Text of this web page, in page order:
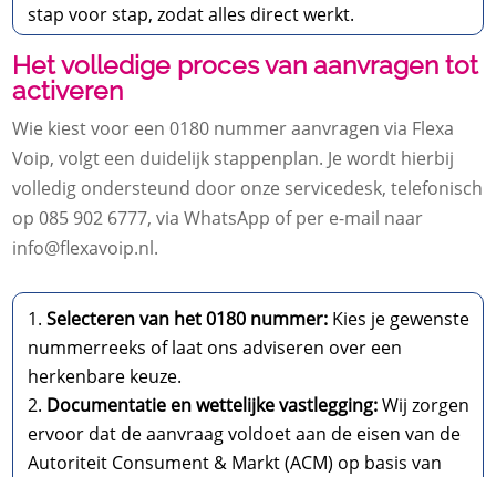
stap voor stap, zodat alles direct werkt.
Het volledige proces van aanvragen tot
activeren
Wie kiest voor een 0180 nummer aanvragen via Flexa
Voip, volgt een duidelijk stappenplan. Je wordt hierbij
volledig ondersteund door onze servicedesk, telefonisch
op 085 902 6777, via WhatsApp of per e-mail naar
info@flexavoip.nl.
Selecteren van het 0180 nummer: Kies je gewenste
nummerreeks of laat ons adviseren over een
herkenbare keuze.
Documentatie en wettelijke vastlegging:Wij zorgen
ervoor dat de aanvraag voldoet aan de eisen van de
Autoriteit Consument & Markt (ACM) op basis van